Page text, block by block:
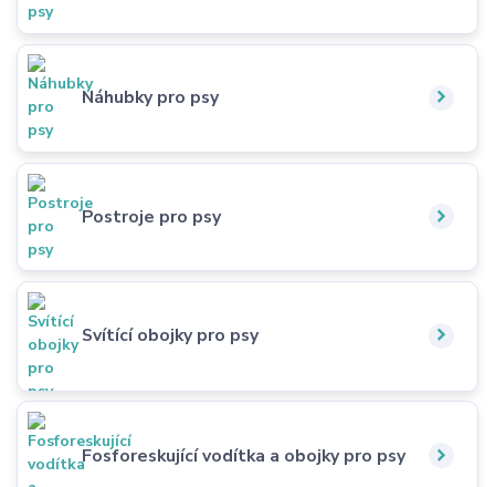
Náhubky pro psy
Postroje pro psy
Svítící obojky pro psy
Fosforeskující vodítka a obojky pro psy